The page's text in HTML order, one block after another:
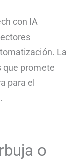
con IA
La
que promete
para el
o